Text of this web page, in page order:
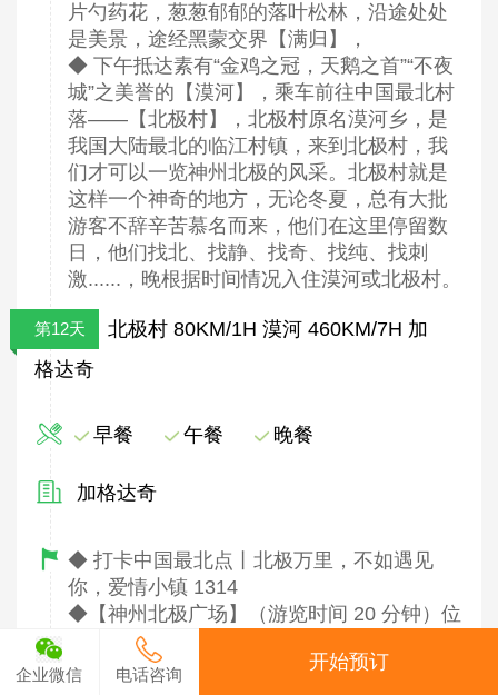
片勺药花，葱葱郁郁的落叶松林，沿途处处
是美景，途经黑蒙交界【满归】，
◆ 下午抵达素有“金鸡之冠，天鹅之首”“不夜
城”之美誉的【漠河】，乘车前往中国最北村
落——【北极村】，北极村原名漠河乡，是
我国大陆最北的临江村镇，来到北极村，我
们才可以一览神州北极的风采。北极村就是
这样一个神奇的地方，无论冬夏，总有大批
游客不辞辛苦慕名而来，他们在这里停留数
日，他们找北、找静、找奇、找纯、找刺
激......，晚根据时间情况入住漠河或北极村。
第12天
北极村 80KM/1H 漠河 460KM/7H 加
格达奇
早餐 午餐 晚餐
加格达奇
◆ 打卡中国最北点丨北极万里，不如遇见
你，爱情小镇 1314
◆【神州北极广场】（游览时间 20 分钟）位
于黑龙江畔，竖立着一座“神州北极”石
碑，“神州北极”四个大字遒劲有力，霸气壮
企业微信 电话咨询
开始预订